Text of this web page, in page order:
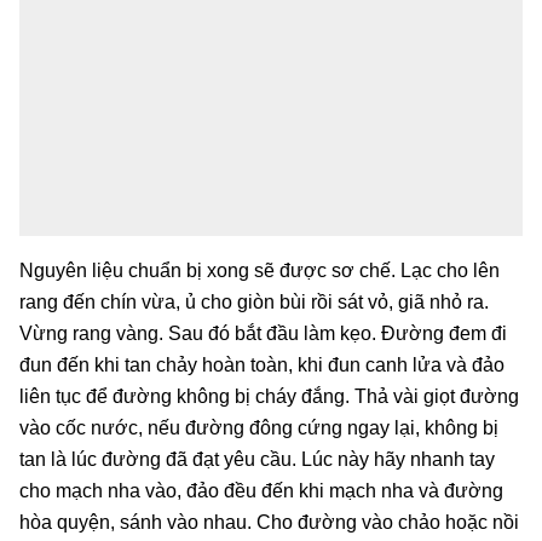
Nguyên liệu chuẩn bị xong sẽ được sơ chế. Lạc cho lên
rang đến chín vừa, ủ cho giòn bùi rồi sát vỏ, giã nhỏ ra.
Vừng rang vàng. Sau đó bắt đầu làm kẹo. Đường đem đi
đun đến khi tan chảy hoàn toàn, khi đun canh lửa và đảo
liên tục để đường không bị cháy đắng. Thả vài giọt đường
vào cốc nước, nếu đường đông cứng ngay lại, không bị
tan là lúc đường đã đạt yêu cầu. Lúc này hãy nhanh tay
cho mạch nha vào, đảo đều đến khi mạch nha và đường
hòa quyện, sánh vào nhau. Cho đường vào chảo hoặc nồi